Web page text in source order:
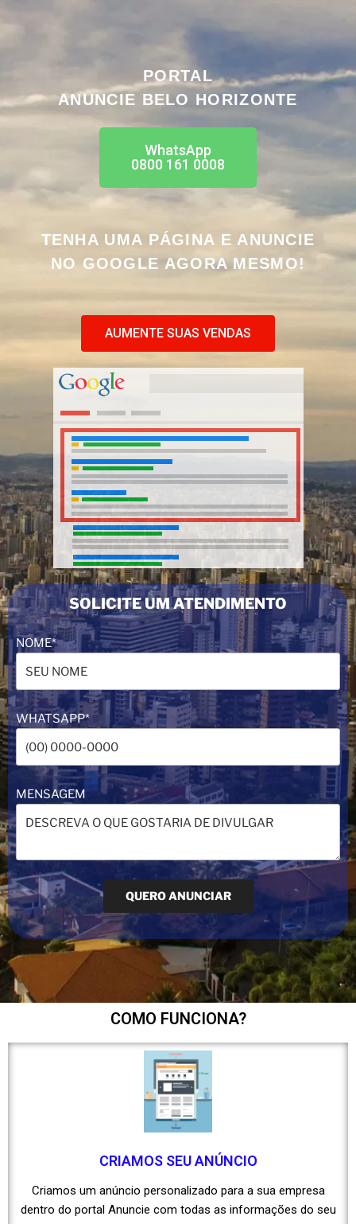
PORTAL
ANUNCIE BELO HORIZONTE
WhatsApp
0800 161 0008
TENHA UMA PÁGINA E ANUNCIE
NO GOOGLE AGORA MESMO!
AUMENTE SUAS VENDAS
SOLICITE UM ATENDIMENTO
NOME*
WHATSAPP*
MENSAGEM
COMO FUNCIONA?
CRIAMOS SEU ANÚNCIO
Criamos um anúncio personalizado para a sua empresa
dentro do portal Anuncie com todas as informações do seu